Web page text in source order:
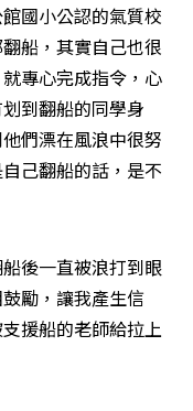
國小公認的氣質校
船，其實自己也很
專心完成指令，心
到翻船的同學身
們漂在風浪中很努
己翻船的話，是不
後一直被浪打到眼
勵，讓我產生信
援船的老師給拉上